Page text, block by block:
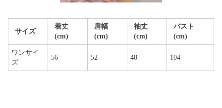
サイズ
着丈
(cm)
肩幅
(cm)
袖丈
(cm)
バスト
(cm)
ワンサイ
ズ
56 52 48 104